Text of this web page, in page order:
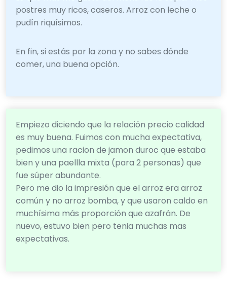
postres muy ricos, caseros. Arroz con leche o
pudín riquísimos.
En fin, si estás por la zona y no sabes dónde
comer, una buena opción.
Empiezo diciendo que la relación precio calidad
es muy buena. Fuimos con mucha expectativa,
pedimos una racion de jamon duroc que estaba
bien y una paellla mixta (para 2 personas) que
fue súper abundante.
Pero me dio la impresión que el arroz era arroz
común y no arroz bomba, y que usaron caldo en
muchísima más proporción que azafrán. De
nuevo, estuvo bien pero tenia muchas mas
expectativas.